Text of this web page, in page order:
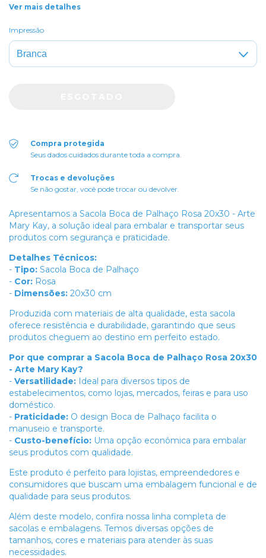
Ver mais detalhes
Impressão
Compra protegida
Seus dados cuidados durante toda a compra.
Trocas e devoluções
Se não gostar, você pode trocar ou devolver.
Apresentamos a Sacola Boca de Palhaço Rosa 20x30 - Arte
Mary Kay, a solução ideal para embalar e transportar seus
produtos com segurança e praticidade.
Detalhes Técnicos:
- Tipo: Sacola Boca de Palhaço
- Cor: Rosa
- Dimensões: 20x30 cm
Produzida com materiais de alta qualidade, esta sacola
oferece resistência e durabilidade, garantindo que seus
produtos cheguem ao destino em perfeito estado.
Por que comprar a Sacola Boca de Palhaço Rosa 20x30
- Arte Mary Kay?
- Versatilidade: Ideal para diversos tipos de
estabelecimentos, como lojas, mercados, feiras e para uso
doméstico.
- Praticidade: O design Boca de Palhaço facilita o
manuseio e transporte.
- Custo-benefício: Uma opção econômica para embalar
seus produtos com qualidade.
Este produto é perfeito para lojistas, empreendedores e
consumidores que buscam uma embalagem funcional e de
qualidade para seus produtos.
Além deste modelo, confira nossa linha completa de
sacolas e embalagens. Temos diversas opções de
tamanhos, cores e materiais para atender às suas
necessidades.